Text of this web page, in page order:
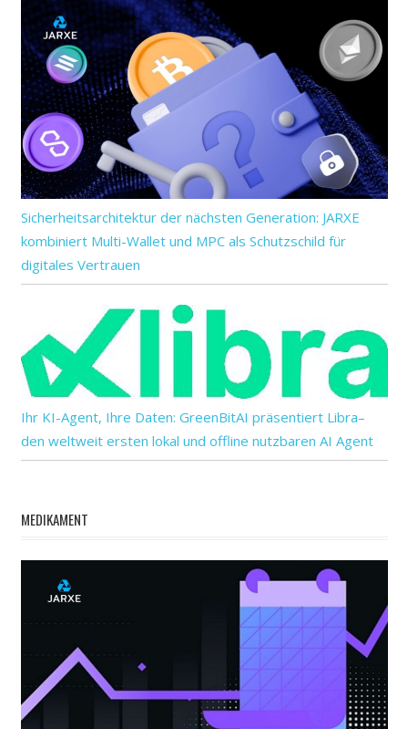
Sicherheitsarchitektur der nächsten Generation: JARXE
kombiniert Multi-Wallet und MPC als Schutzschild für
digitales Vertrauen
Ihr KI-Agent, Ihre Daten: GreenBitAI präsentiert Libra–
den weltweit ersten lokal und offline nutzbaren AI Agent
MEDIKAMENT